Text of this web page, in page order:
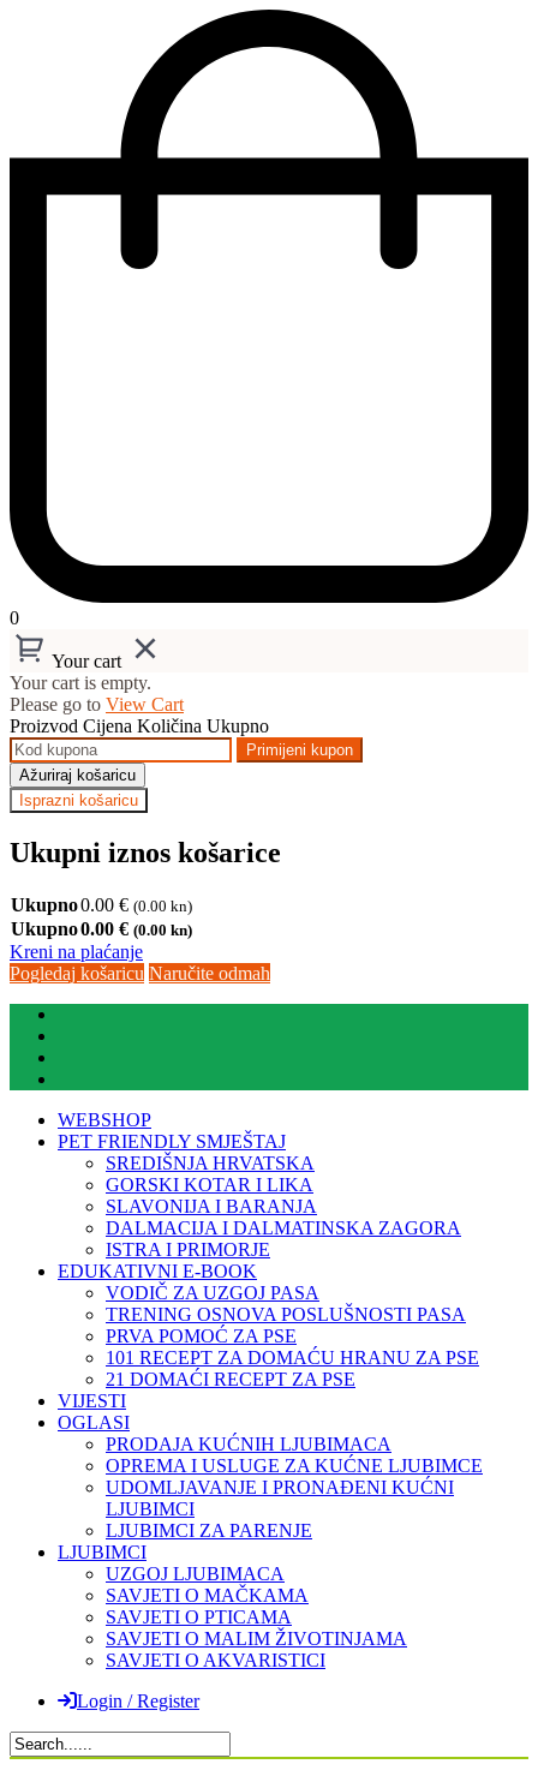
0
Your cart
Your cart is empty.
Please go to View Cart
Proizvod Cijena Količina Ukupno
Primijeni kupon
Ažuriraj košaricu
Isprazni košaricu
Ukupni iznos košarice
Ukupno0.00 € (0.00 kn)
Ukupno0.00 € (0.00 kn)
Kreni na plaćanje
Pogledaj košaricu Naručite odmah
WEBSHOP
PET FRIENDLY SMJEŠTAJ
SREDIŠNJA HRVATSKA
GORSKI KOTAR I LIKA
SLAVONIJA I BARANJA
DALMACIJA I DALMATINSKA ZAGORA
ISTRA I PRIMORJE
EDUKATIVNI E-BOOK
VODIČ ZA UZGOJ PASA
TRENING OSNOVA POSLUŠNOSTI PASA
PRVA POMOĆ ZA PSE
101 RECEPT ZA DOMAĆU HRANU ZA PSE
21 DOMAĆI RECEPT ZA PSE
VIJESTI
OGLASI
PRODAJA KUĆNIH LJUBIMACA
OPREMA I USLUGE ZA KUĆNE LJUBIMCE
UDOMLJAVANJE I PRONAĐENI KUĆNI
LJUBIMCI
LJUBIMCI ZA PARENJE
LJUBIMCI
UZGOJ LJUBIMACA
SAVJETI O MAČKAMA
SAVJETI O PTICAMA
SAVJETI O MALIM ŽIVOTINJAMA
SAVJETI O AKVARISTICI
Login / Register